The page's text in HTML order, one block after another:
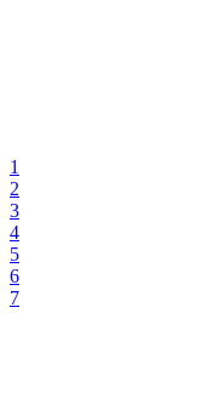
1
2
3
4
5
6
7